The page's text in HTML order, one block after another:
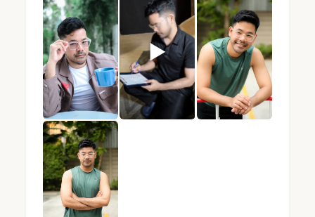
BLUE · 男技师 · Mandel Spa · 曼谷 (照片 4) — 专业
▶